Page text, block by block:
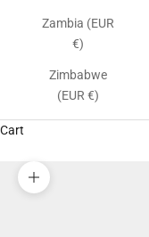
Zambia (EUR
€)
Zimbabwe
(EUR €)
Cart
Zoom picture